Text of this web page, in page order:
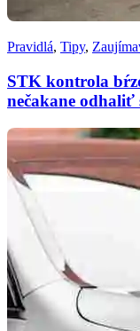
Pravidlá, Tipy,
STK kontrola
nečakane